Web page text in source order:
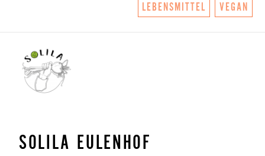
LEBENSMITTEL VEGAN
SOLILA EULENHOF